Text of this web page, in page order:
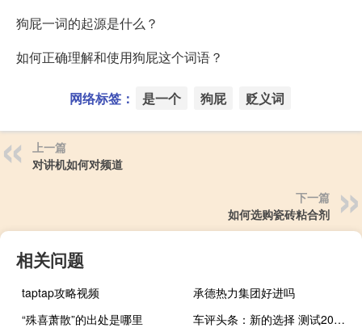
狗屁一词的起源是什么？
如何正确理解和使用狗屁这个词语？
网络标签： 是一个 狗屁 贬义词
上一篇
对讲机如何对频道
下一篇
如何选购瓷砖粘合剂
相关问题
taptap攻略视频
承德热力集团好进吗
“殊喜萧散”的出处是哪里
车评头条：新的选择 测试2016款宝马2系旅行车